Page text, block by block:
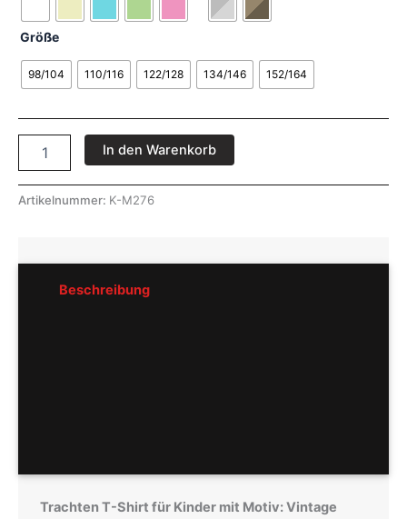
Größe
98/104 110/116 122/128 134/146 152/164
In den Warenkorb
Artikelnummer: K-M276
Beschreibung
Trachten T-Shirt für Kinder mit Motiv: Vintage